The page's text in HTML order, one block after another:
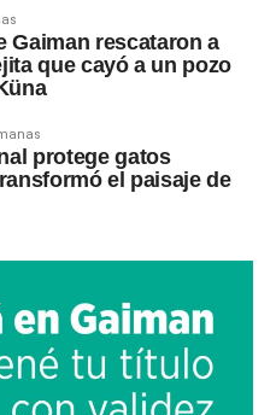
Gaiman rescataron a
que cayó a un pozo
protege gatos
el paisaje de